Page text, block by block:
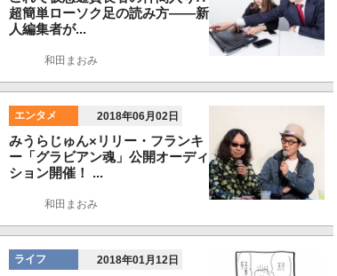
超簡単ローソク足の読み方――新
人編集者が...
和田まおみ
エンタメ 2018年06月02日
みうらじゅん×リリー・フランキ
ー「グラビアン魂」公開オーディ
ション開催！ ...
和田まおみ
ライフ 2018年01月12日